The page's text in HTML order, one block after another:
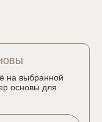
на выбранной
основы для